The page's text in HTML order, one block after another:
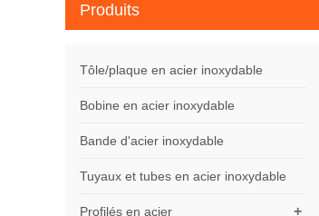
Produits
Tôle/plaque en acier inoxydable
Bobine en acier inoxydable
Bande d'acier inoxydable
Tuyaux et tubes en acier inoxydable
+
Profilés en acier